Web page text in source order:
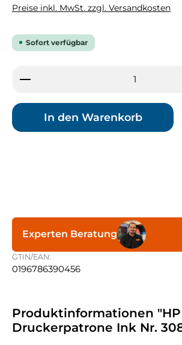
Preise inkl. MwSt. zzgl. Versandkosten
Sofort verfügbar
Produkt Anzahl: Gib den
In den Warenkorb
Experten Beratung
GTIN/EAN:
0196786390456
Produktinformationen "HP
Druckerpatrone Ink Nr.